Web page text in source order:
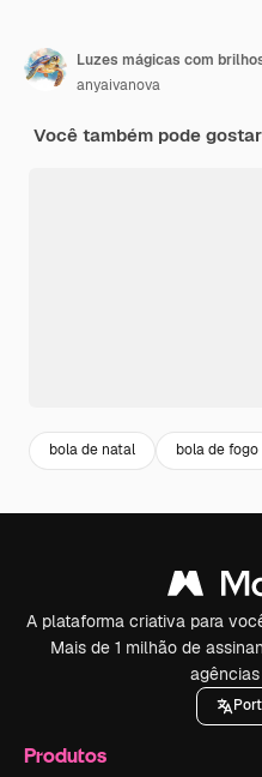
anyaivanova
Você também pode
bola de natal bola de fogo
A plataforma criativa para
Mais de 1 milhão de
Produtos